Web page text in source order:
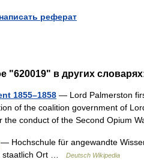
реферат
"620019" в других
1855–1858 — Lord Palmerston
of the coalition government of
the conduct of the Second Opium
— Hochschule für angewandte
staatlich Ort …
Deutsch Wikipedia